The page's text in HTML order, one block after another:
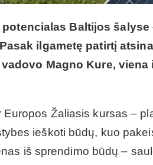
Baltijos
ilgametę patirtį
Magno Kure,
Žaliasis kursas –
ieškoti būdų, kuo
iš sprendimo būdų –